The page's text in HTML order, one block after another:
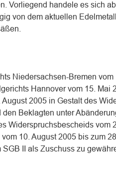
Vorliegend handele es sich
von dem aktuellen
Niedersachsen-Bremen vom
Hannover vom 15. Mai
2005 in Gestalt des
Beklagten unter
Widerspruchsbescheids vom
10. August 2005 bis zum
II als Zuschuss zu